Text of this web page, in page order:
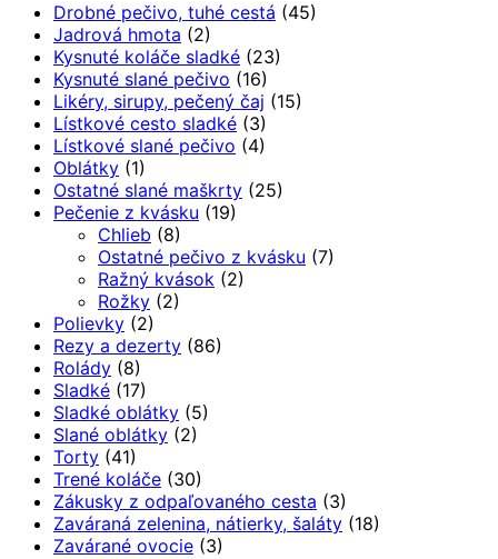
Drobné pečivo, tuhé cestá (45)
Jadrová hmota (2)
Kysnuté koláče sladké (23)
Kysnuté slané pečivo (16)
Likéry, sirupy, pečený čaj (15)
Lístkové cesto sladké (3)
Lístkové slané pečivo (4)
Oblátky (1)
Ostatné slané maškrty (25)
Pečenie z kvásku (19)
Chlieb (8)
Ostatné pečivo z kvásku (7)
Ražný kvások (2)
Rožky (2)
Polievky (2)
Rezy a dezerty (86)
Rolády (8)
Sladké (17)
Sladké oblátky (5)
Slané oblátky (2)
Torty (41)
Trené koláče (30)
Zákusky z odpaľovaného cesta (3)
Zaváraná zelenina, nátierky, šaláty (18)
Zavárané ovocie (3)